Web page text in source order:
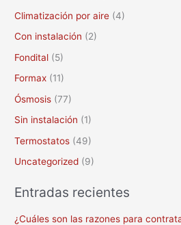
Climatización por aire (4)
Con instalación (2)
Fondital (5)
Formax (11)
Ósmosis (77)
Sin instalación (1)
Termostatos (49)
Uncategorized (9)
Entradas recientes
¿Cuáles son las razones para